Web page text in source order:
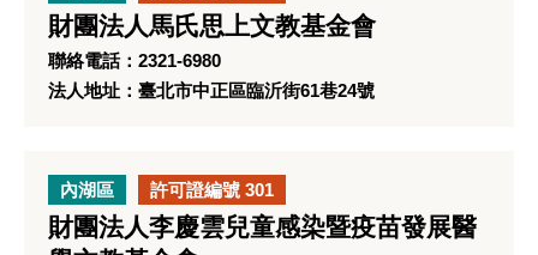
財團法人馬氏思上文教基金會
聯絡電話：2321-6980
法人地址：臺北市中正區臨沂街61巷24號
內湖區 許可證編號 301
財團法人李慶雲兒童感染暨疫苗發展醫